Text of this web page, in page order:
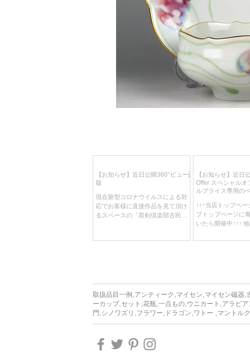
【お知らせ】近日公開360°ビューβ
版
現在新型コロナウイルスによる対
応でお客様に直接作品を見て頂け
るスペースの「双剣倶楽部古民家
なんとかお客様に写真より詳しく
【お知らせ】近日
Offer スペシャルオ
ルプライス専用の
しです！
↑↑↑当店トップペ
プトップページに
いたら開催中↑↑↑
れ替え、各一点限
スを制作中です。
取扱品目一例,アンティーク,マイセン,マイセン磁器
ーカップ,セット,花瓶,一点もの,ウニカート,アラビ
門,シノワズリ,フラワー,ドラゴン,ワトー ,マントル